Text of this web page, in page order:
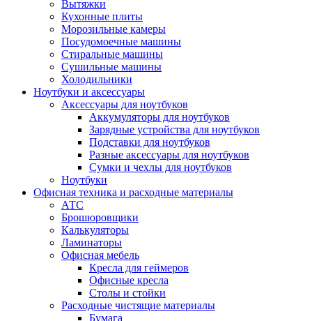
Вытяжки
Кухонные плиты
Морозильные камеры
Посудомоечные машины
Стиральные машины
Сушильные машины
Холодильники
Ноутбуки и аксессуары
Аксессуары для ноутбуков
Аккумуляторы для ноутбуков
Зарядные устройства для ноутбуков
Подставки для ноутбуков
Разные аксессуары для ноутбуков
Сумки и чехлы для ноутбуков
Ноутбуки
Офисная техника и расходные материалы
АТС
Брошюровщики
Калькуляторы
Ламинаторы
Офисная мебель
Кресла для геймеров
Офисные кресла
Столы и стойки
Расходные чистящие материалы
Бумага